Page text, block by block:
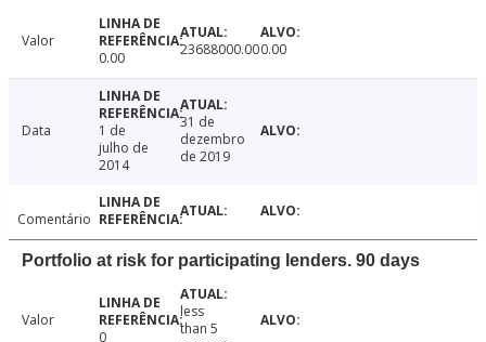
Valor
0.00
23688000.000.00
Data
1 de
julho de
2014
31 de
dezembro
de 2019
Comentário
Portfolio at risk for participating lenders. 90 days
Valor
0
less
than 5